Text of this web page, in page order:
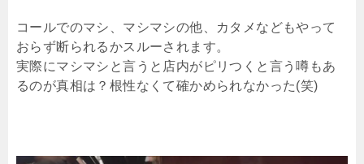
コールでのマシ、マシマシの他、カタメなどもやって
おらず断られるかスルーされます。
実際にマシマシと言うと店内がピリつくと言う噂もあ
るのが真相は？根性なくて確かめられなかった(笑)